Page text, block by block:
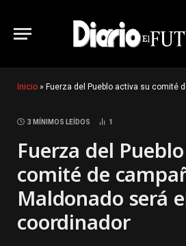
Inicio » Fuerza del Pueblo activa su comité de campaña;
3 MÍNIMOS LEÍDOS 1
Fuerza del
comité de
Maldonado será
coordinador